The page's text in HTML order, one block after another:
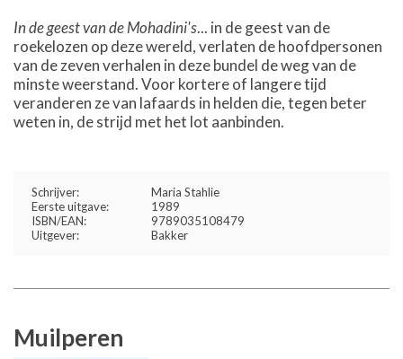
In de geest van de Mohadini's... in de geest van de
roekelozen op deze wereld, verlaten de hoofdpersonen
van de zeven verhalen in deze bundel de weg van de
minste weerstand. Voor kortere of langere tijd
veranderen ze van lafaards in helden die, tegen beter
weten in, de strijd met het lot aanbinden.
Schrijver:
Maria Stahlie
Eerste uitgave:
1989
ISBN/EAN:
9789035108479
Uitgever:
Bakker
Muilperen